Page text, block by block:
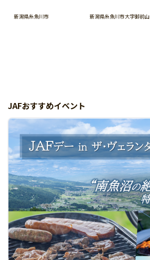
新潟県糸魚川市 新潟県糸魚川市大字御前山
JAFおすすめイベント